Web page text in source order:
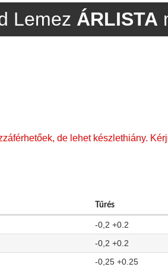
Lemez ÁRLISTA
de lehet készlethiány.
Tűrés
-0,2 +0.2
-0,2 +0.2
-0,25 +0.25